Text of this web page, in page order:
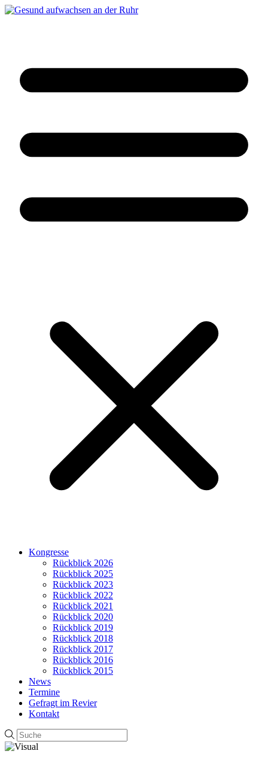
Kongresse
Rückblick 2026
Rückblick 2025
Rückblick 2023
Rückblick 2022
Rückblick 2021
Rückblick 2020
Rückblick 2019
Rückblick 2018
Rückblick 2017
Rückblick 2016
Rückblick 2015
News
Termine
Gefragt im Revier
Kontakt